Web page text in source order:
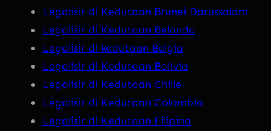
Legalisir di Kedutaan Brunei Darussalam
Legalisir di Kedutaan Belanda
Legalisir di kedutaan Belgia
Legalisir di Kedutaan Bolivia
Legalisir di Kedutaan Chille
Legalisir di Kedutaan Colombia
Legalisir di Kedutaan Filipina